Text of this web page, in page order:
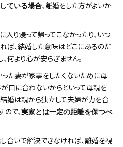
ている場合、離婚をした方がよいか
り浸って帰ってこなかったり、いつ
ば、結婚した意味はどこにあるのだ
何より心が安らぎません。
た妻が家事をしたくないために母
が口に合わないからといって母親を
結婚は親から独立して夫婦が力を合
ので、実家とは一定の距離を保つべ
合いで解決できなければ、離婚を視